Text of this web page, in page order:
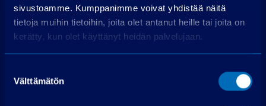
sivustoamme. Kumppanimme voivat yhdistää näitä
tietoja muihin tietoihin, joita olet antanut heille tai joita on
kerätty, kun olet käyttänyt heidän palvelujaan.
valinta
Välttämätön
Luottokustannukset
7 079,22 €
Hae rahoitusta